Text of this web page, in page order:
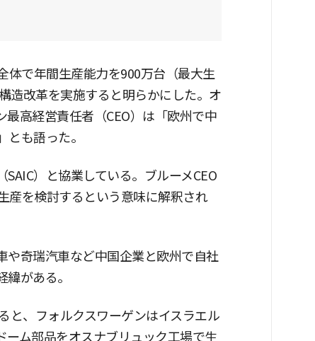
体で年間生産能力を900万台（最大生
造改革を実施すると明らかにした。オ
高経営責任者（CEO）は「欧州で中
も語った。
）と協業している。ブルーメCEO
産を検討するという意味に解釈され
や奇瑞汽車など中国企業と欧州で自社
がある。
と、フォルクスワーゲンはイスラエル
ム部品をオスナブリュック工場で生